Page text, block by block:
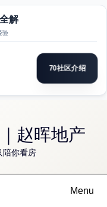
赵晖地产
陪你看房
Menu